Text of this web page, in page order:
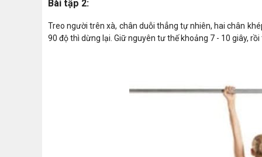
Bài tập 2:
Treo người trên xà, chân duỗi thẳng tự nhiên, hai chân
90 độ thì dừng lại. Giữ nguyên tư thế khoảng 7 - 10 giây,